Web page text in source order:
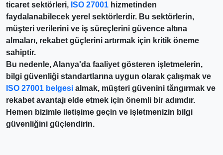
ticaret sektörleri, ISO 27001 hizmetinden
faydalanabilecek yerel sektörlerdir. Bu sektörlerin,
müşteri verilerini ve iş süreçlerini güvence altına
almaları, rekabet güçlerini artırmak için kritik öneme
sahiptir.
Bu nedenle, Alanya'da faaliyet gösteren işletmelerin,
bilgi güvenliği standartlarına uygun olarak çalışmak ve
ISO 27001 belgesi almak, müşteri güvenini tăngırmak ve
rekabet avantajı elde etmek için önemli bir adımdır.
Hemen bizimle iletişime geçin ve işletmenizin bilgi
güvenliğini güçlendirin.